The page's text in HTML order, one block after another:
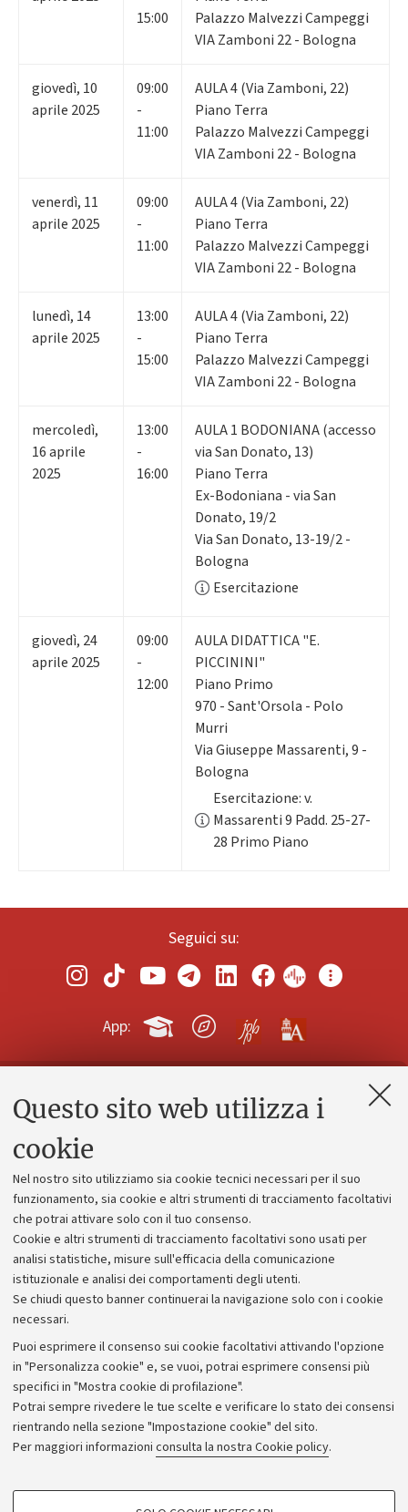
Questo sito web utilizza i
cookie
Nel nostro sito utilizziamo sia cookie tecnici necessari per il suo
funzionamento, sia cookie e altri strumenti di tracciamento facoltativi
che potrai attivare solo con il tuo consenso.
Cookie e altri strumenti di tracciamento facoltativi sono usati per
analisi statistiche, misure sull'efficacia della comunicazione
istituzionale e analisi dei comportamenti degli utenti.
Se chiudi questo banner continuerai la navigazione solo con i cookie
necessari.
Puoi esprimere il consenso sui cookie facoltativi attivando l'opzione
in "Personalizza cookie" e, se vuoi, potrai esprimere consensi più
specifici in "Mostra cookie di profilazione".
Potrai sempre rivedere le tue scelte e verificare lo stato dei consensi
rientrando nella sezione "Impostazione cookie" del sito.
Per maggiori informazioni consulta la nostra Cookie policy.
COOKIE DI PROFILAZIONE - FACOLTATIVI
15:00
Palazzo Malvezzi Campeggi
VIA Zamboni 22 - Bologna
giovedì, 10
aprile 2025
09:00
-
11:00
AULA 4 (Via Zamboni, 22)
Piano Terra
Palazzo Malvezzi Campeggi
VIA Zamboni 22 - Bologna
venerdì, 11
aprile 2025
09:00
-
11:00
AULA 4 (Via Zamboni, 22)
Piano Terra
Palazzo Malvezzi Campeggi
VIA Zamboni 22 - Bologna
lunedì, 14
aprile 2025
13:00
-
15:00
AULA 4 (Via Zamboni, 22)
Piano Terra
Palazzo Malvezzi Campeggi
VIA Zamboni 22 - Bologna
mercoledì,
16aprile
2025
13:00
-
16:00
AULA 1 BODONIANA (accesso
via San Donato, 13)
Piano Terra
Ex-Bodoniana - via San
Donato, 19/2
Via San Donato, 13-19/2 -
Bologna
Esercitazione
giovedì, 24
aprile 2025
09:00
-
12:00
AULA DIDATTICA "E.
PICCININI"
Piano Primo
970 - Sant'Orsola - Polo
Murri
Via Giuseppe Massarenti, 9 -
Bologna
Esercitazione: v.
Massarenti 9 Padd. 25-27-
28 Primo Piano
Seguici su:
App:
Contatti e PEC
Alumni community
Piano strategico
Bilanci
Donazioni e 5x1000
Merchandising - UniboStore
Bandi, gare e concorsi
Albo online
Amministrazione trasparente
Atti di notifica
Informazioni sul sito e accessibilità
Dichiarazione di accessibilità